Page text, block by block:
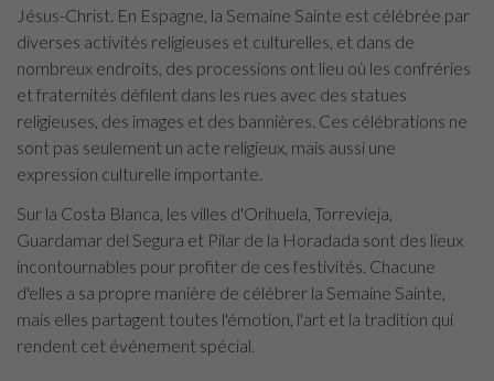
Jésus-Christ. En Espagne, la Semaine Sainte est célébrée par
diverses activités religieuses et culturelles, et dans de
nombreux endroits, des processions ont lieu où les confréries
et fraternités défilent dans les rues avec des statues
religieuses, des images et des bannières. Ces célébrations ne
sont pas seulement un acte religieux, mais aussi une
expression culturelle importante.
Sur la Costa Blanca, les villes d'Orihuela, Torrevieja,
Guardamar del Segura et Pilar de la Horadada sont des lieux
incontournables pour profiter de ces festivités. Chacune
d'elles a sa propre manière de célébrer la Semaine Sainte,
mais elles partagent toutes l'émotion, l'art et la tradition qui
rendent cet événement spécial.